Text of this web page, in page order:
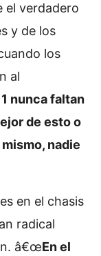
el verdadero
y de los
los
al
1 nunca faltan
de esto o
nadie
en el chasis
radical
â€œEn el